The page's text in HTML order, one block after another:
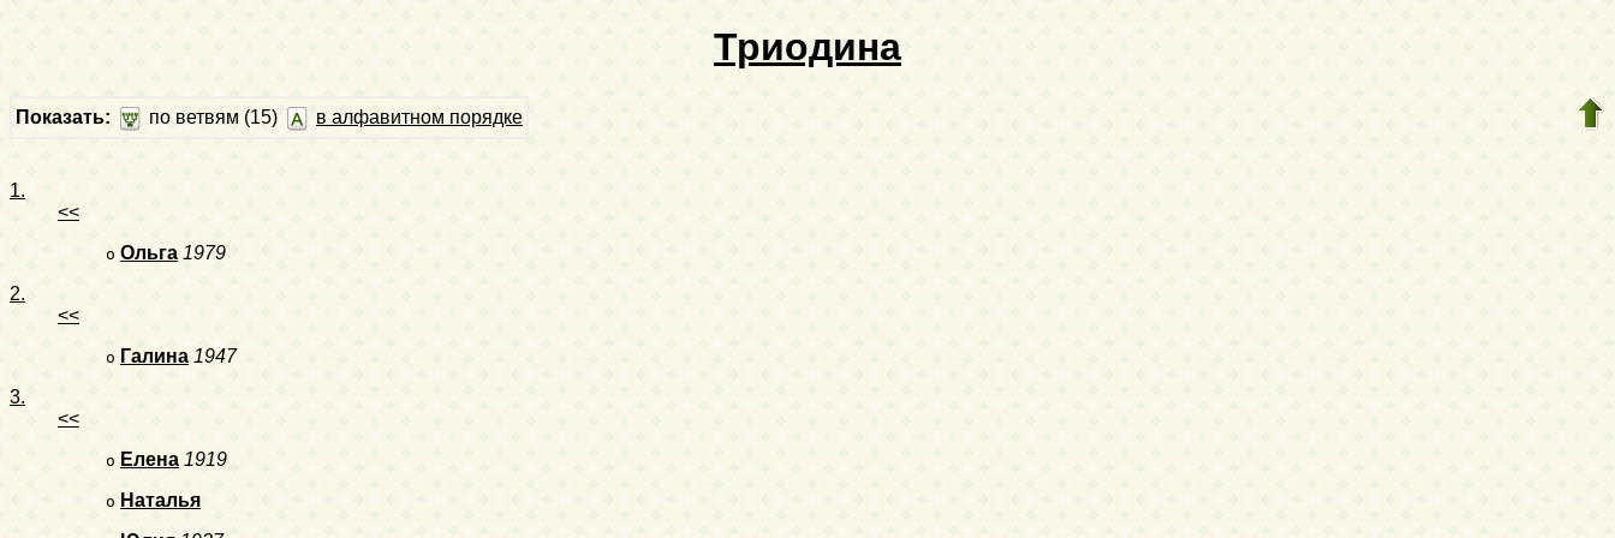
Триодина
Показать: по ветвям (15) в алфавитном порядке
1.
<<
o Ольга 1979
2.
<<
o Галина 1947
3.
<<
o Елена 1919
o Наталья